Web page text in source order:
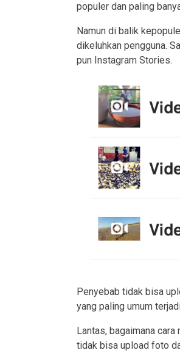
populer dan paling
Namun di balik
dikeluhkan pengguna.
pun Instagram Stories.
Penyebab tidak bisa
yang paling umum
Lantas, bagaimana
tidak bisa upload foto